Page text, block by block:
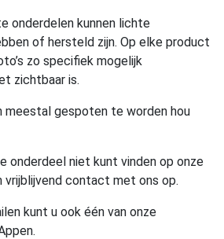
onderdelen kunnen lichte
of hersteld zijn. Op elke product
zo specifiek mogelijk
zichtbaar is.
meestal gespoten te worden hou
onderdeel niet kunt vinden op onze
vrijblijvend contact met ons op.
kunt u ook één van onze